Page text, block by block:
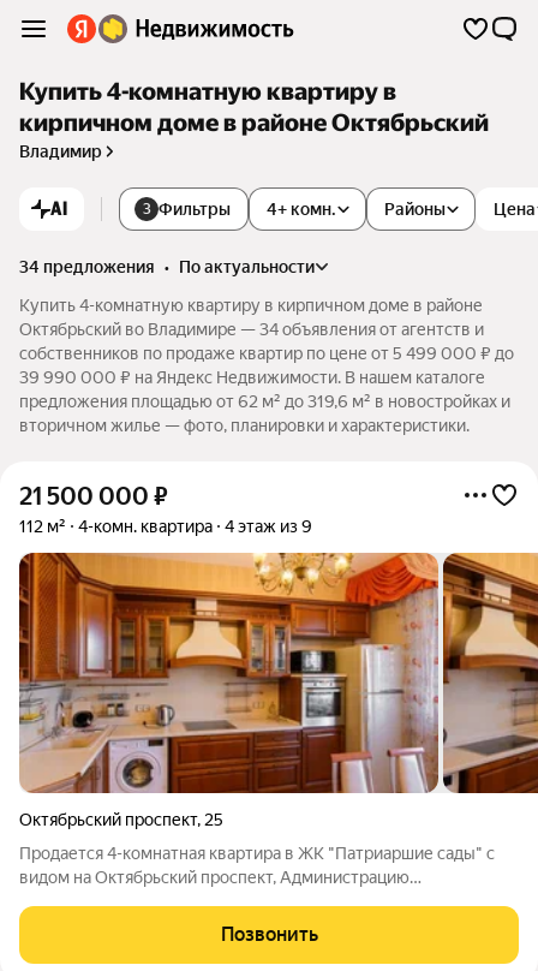
Купить 4-комнатную квартиру в
кирпичном доме в районе Октябрьский
Владимир
AI 3 Фильтры 4+ комн. Цена
Районы
34 предложения •
по актуальности
Купить 4-комнатную квартиру в кирпичном доме в районе
Октябрьский во Владимире — 34 объявления от агентств и
собственников по продаже квартир по цене от 5 499 000 ₽ до
39 990 000 ₽ на Яндекс Недвижимости. В нашем каталоге
предложения площадью от 62 м² до 319,6 м² в новостройках и
вторичном жилье — фото, планировки и характеристики.
21 500 000 ₽
112 м² 4-комн. квартира 4 этаж из 9
Октябрьский проспект, 25
Продается 4-комнатная квартира в ЖК "Патриаршие сады" с
видом на Октябрьский проспект, Администрацию
всей обстановкой (если это необходимо можно всё вывезти) !
- В квартире встроенная бытовая
Позвонить